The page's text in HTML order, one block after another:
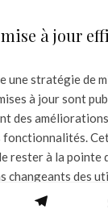
à jour
une stratégie de
à jour sont
des
fonctionnalités.
rester à la pointe
changeants des